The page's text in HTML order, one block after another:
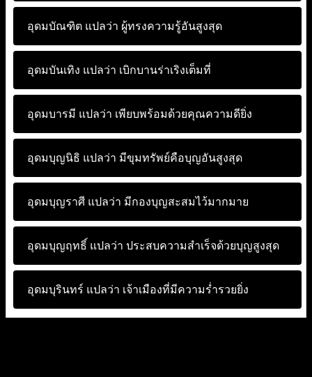
อุดมบัณฑิต แปลว่า ผู้ทรงความรู้อันสูงสุด
อุดมบันเทิง แปลว่า เบิกบานร่าเริงเต็มที่
อุดมบารมี แปลว่า เพียบพร้อมด้วยคุณความดียิ่ง
อุดมบุญนิธิ แปลว่า มีขุมทรัพย์คือบุญอันสูงสุด
อุดมบุญราศี แปลว่า มีกองบุญสะสมไว้มากมาย
อุดมบุญฤทธิ์ แปลว่า ประสบความสำเร็จด้วยบุญสูงสุด
อุดมบุรินทร์ แปลว่า เจ้าเมืองที่มีความร่ำรวยยิ่ง